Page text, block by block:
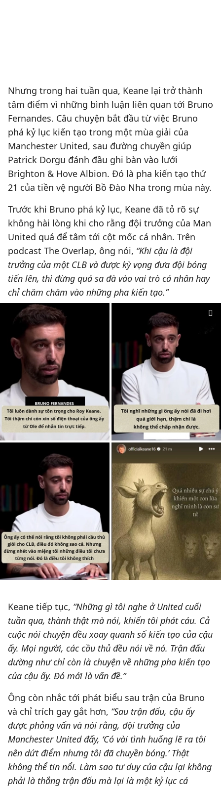
Nhưng trong hai tuần qua, Keane lại trở thành
tâm điểm vì những bình luận liên quan tới Bruno
Fernandes. Câu chuyện bắt đầu từ việc Bruno
phá kỷ lục kiến tạo trong một mùa giải của
Manchester United, sau đường chuyền giúp
Patrick Dorgu đánh đầu ghi bàn vào lưới
Brighton & Hove Albion. Đó là pha kiến tạo thứ
21 của tiền vệ người Bồ Đào Nha trong mùa này.
Trước khi Bruno phá kỷ lục, Keane đã tỏ rõ sự
không hài lòng khi cho rằng đội trưởng của Man
United quá để tâm tới cột mốc cá nhân. Trên
podcast The Overlap, ông nói, “Khi cậu là đội
trưởng của một CLB và được kỳ vọng đưa đội bóng
tiến lên, thì đừng quá sa đà vào vai trò cá nhân hay
chỉ chăm chăm vào những pha kiến tạo.”
Keane tiếp tục, “Những gì tôi nghe ở United cuối
tuần qua, thành thật mà nói, khiến tôi phát cáu. Cả
cuộc nói chuyện đều xoay quanh số kiến tạo của cậu
ấy. Mọi người, các cầu thủ đều nói về nó. Trận đấu
dường như chỉ còn là chuyện về những pha kiến tạo
của cậu ấy. Đó mới là vấn đề.”
Ông còn nhắc tới phát biểu sau trận của Bruno
và chỉ trích gay gắt hơn, “Sau trận đấu, cậu ấy
được phỏng vấn và nói rằng, đội trưởng của
Manchester United đấy, ‘Có vài tình huống lẽ ra tôi
nên dứt điểm nhưng tôi đã chuyền bóng.’ Thật
không thể tin nổi. Làm sao tư duy của cậu lại không
phải là thắng trận đấu mà lại là một kỷ lục cá